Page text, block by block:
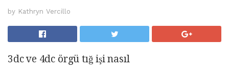
by Kathryn Vercillo
3dc ve 4dc örgü tığ işi nasıl